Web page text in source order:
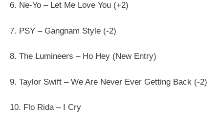
6. Ne-Yo – Let Me Love You (+2)
7. PSY – Gangnam Style (-2)
8. The Lumineers – Ho Hey (New Entry)
9. Taylor Swift – We Are Never Ever Getting Back (-2)
10. Flo Rida – I Cry